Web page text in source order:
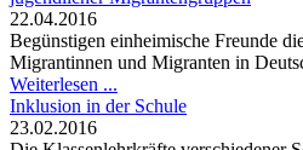
22.04.2016
Begünstigen einheimische Freunde
Migrantinnen und Migranten in
Weiterlesen ...
Inklusion in der Schule
23.02.2016